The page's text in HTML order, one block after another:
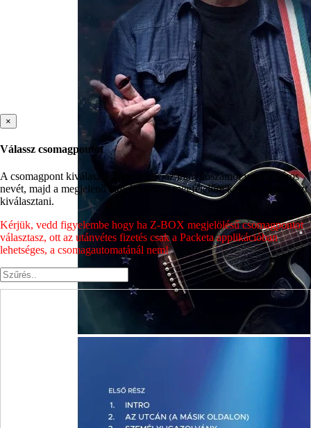
×
Válassz csomagpontot
A csomagpont kiválasztásához írd be az irányítószámot vagy a város
nevét, majd a megjelenő címek közül a megfelelőre kattintva tudod azt
kiválasztani.
Kérjük, vedd figyelembe hogy ha Z-BOX megjelölésű csomagpontot
választasz, ott az utánvétes fizetés csak a Packeta applikációban
lehetséges, a csomagautomatánál nem!